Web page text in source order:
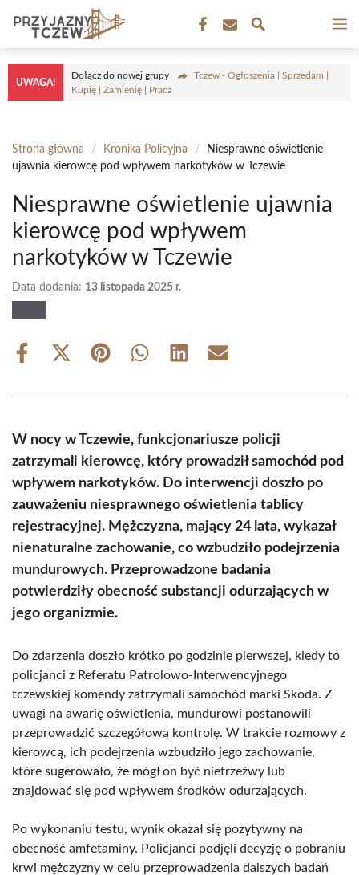
treści
UWAGA!
Dołącz do nowej grupy
Tczew - Ogłoszenia | Sprzedam |
Kupię | Zamienię | Praca
Strona główna / Kronika Policyjna /
Niesprawne oświetlenie
ujawnia kierowcę pod wpływem narkotyków w Tczewie
Niesprawne oświetlenie ujawnia
kierowcę pod wpływem
narkotyków w Tczewie
Data dodania: 13 listopada 2025 r.
Share
Share
(Twitter)
Share Share Share Share
W nocy w Tczewie, funkcjonariusze policji
zatrzymali kierowcę, który prowadził samochód pod
wpływem narkotyków. Do interwencji doszło po
zauważeniu niesprawnego oświetlenia tablicy
rejestracyjnej. Mężczyzna, mający 24 lata, wykazał
nienaturalne zachowanie, co wzbudziło podejrzenia
mundurowych. Przeprowadzone badania
potwierdziły obecność substancji odurzających w
jego organizmie.
Do zdarzenia doszło krótko po godzinie pierwszej, kiedy to
policjanci z Referatu Patrolowo-Interwencyjnego
tczewskiej komendy zatrzymali samochód marki Skoda. Z
uwagi na awarię oświetlenia, mundurowi postanowili
przeprowadzić szczegółową kontrolę. W trakcie rozmowy z
kierowcą, ich podejrzenia wzbudziło jego zachowanie,
które sugerowało, że mógł on być nietrzeźwy lub
znajdować się pod wpływem środków odurzających.
Po wykonaniu testu, wynik okazał się pozytywny na
obecność amfetaminy. Policjanci podjęli decyzję o pobraniu
krwi mężczyzny w celu przeprowadzenia dalszych badań